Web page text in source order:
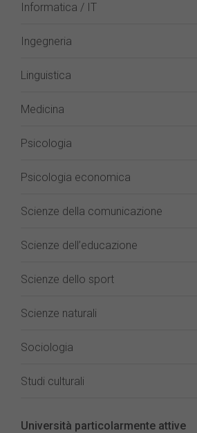
Informatica / IT
Ingegneria
Linguistica
Medicina
Psicologia
Psicologia economica
Scienze della comunicazione
Scienze dell’educazione
Scienze dello sport
Scienze naturali
Sociologia
Studi culturali
Università particolarmente attive